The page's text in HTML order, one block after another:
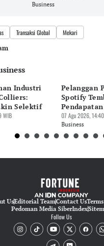
Business
Transaksi Global Mekari
.
Industri
Selektif
WIB
Pelanggan
Spotify
07 Agu 2026,
Business
UsEditorial TeamContact Us
Pedoman Media SiberIndex
Follow Us